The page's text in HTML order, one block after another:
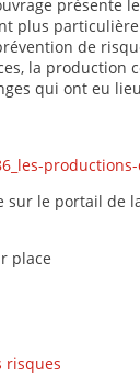
présente
plus
de
la production
qui ont eu
sur le portail de
place
risques